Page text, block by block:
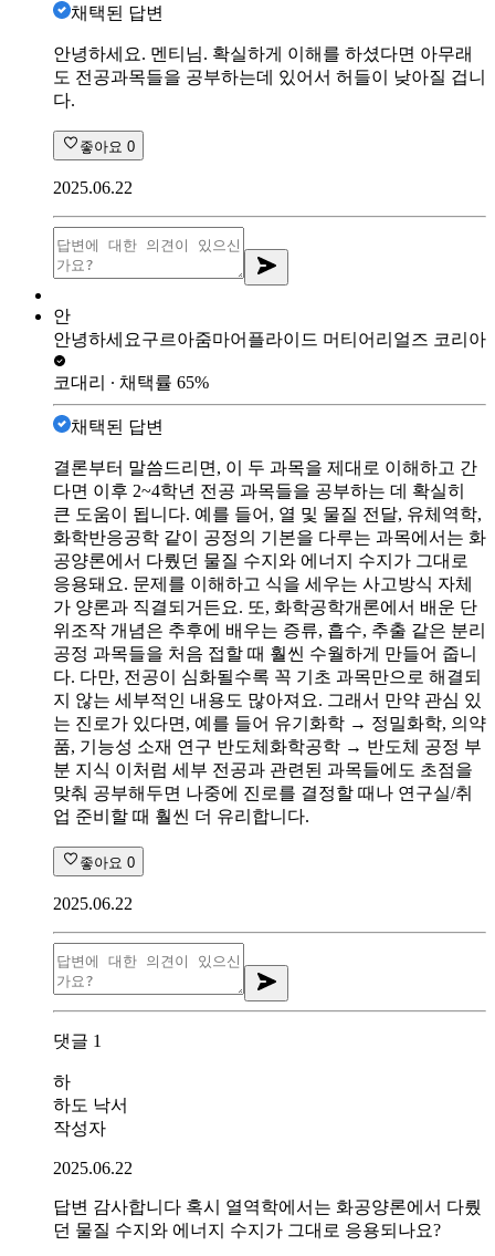
채택된 답변
안녕하세요. 멘티님. 확실하게 이해를 하셨다면 아무래
도 전공과목들을 공부하는데 있어서 허들이 낮아질 겁니
다.
좋아요 0
2025.06.22
안
안녕하세요구르아줌마어플라이드 머티어리얼즈 코리아
코대리 ∙ 채택률 65%
채택된 답변
결론부터 말씀드리면, 이 두 과목을 제대로 이해하고 간
다면 이후 2~4학년 전공 과목들을 공부하는 데 확실히
큰 도움이 됩니다. 예를 들어, 열 및 물질 전달, 유체역학,
화학반응공학 같이 공정의 기본을 다루는 과목에서는 화
공양론에서 다뤘던 물질 수지와 에너지 수지가 그대로
응용돼요. 문제를 이해하고 식을 세우는 사고방식 자체
가 양론과 직결되거든요. 또, 화학공학개론에서 배운 단
위조작 개념은 추후에 배우는 증류, 흡수, 추출 같은 분리
공정 과목들을 처음 접할 때 훨씬 수월하게 만들어 줍니
다. 다만, 전공이 심화될수록 꼭 기초 과목만으로 해결되
지 않는 세부적인 내용도 많아져요. 그래서 만약 관심 있
는 진로가 있다면, 예를 들어 유기화학 → 정밀화학, 의약
품, 기능성 소재 연구 반도체화학공학 → 반도체 공정 부
분 지식 이처럼 세부 전공과 관련된 과목들에도 초점을
맞춰 공부해두면 나중에 진로를 결정할 때나 연구실/취
업 준비할 때 훨씬 더 유리합니다.
좋아요 0
2025.06.22
댓글 1
하
하도 낙서
작성자
2025.06.22
답변 감사합니다 혹시 열역학에서는 화공양론에서 다뤘
던 물질 수지와 에너지 수지가 그대로 응용되나요?